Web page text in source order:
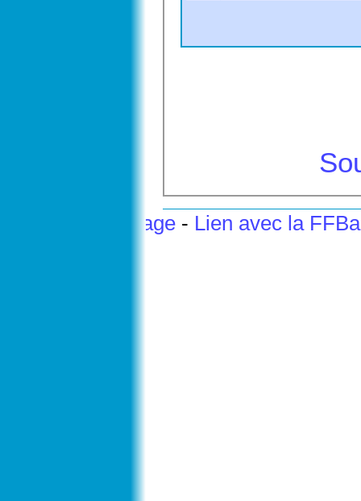
Haut de page - Lien avec la